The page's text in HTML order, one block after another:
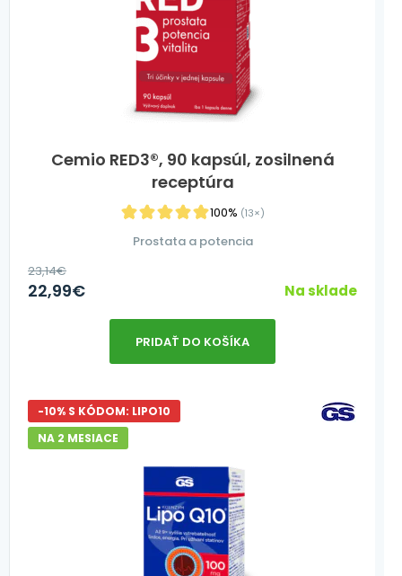
Cemio RED3®, 90 kapsúl, zosilnená
receptúra
100% (13×)
Prostata a potencia
23,14€
22,99€ Na sklade
PRIDAŤ DO KOŠÍKA
-10% S KÓDOM: LIPO10
NA 2 MESIACE